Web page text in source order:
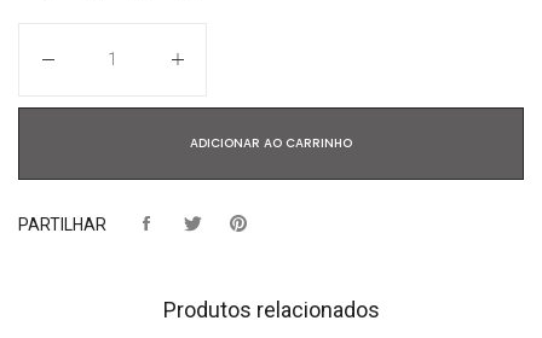
ADICIONAR AO CARRINHO
PARTILHAR
Produtos relacionados